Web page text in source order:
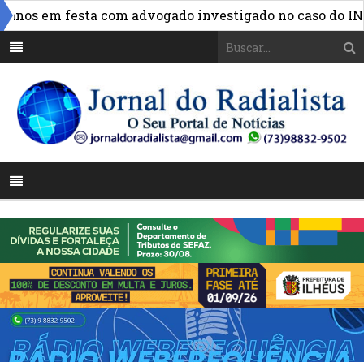
festa com advogado investigado no caso do INSS »